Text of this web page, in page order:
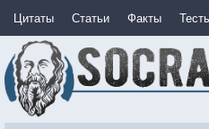
Цитаты Статьи Факты